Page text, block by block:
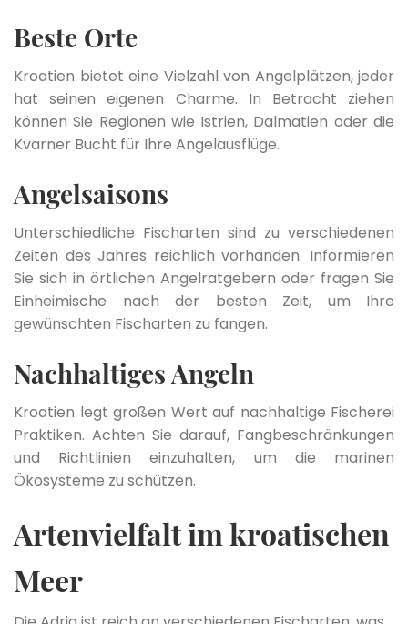
Beste Orte
Kroatien bietet eine Vielzahl von Angelplätzen, jeder
hat seinen eigenen Charme. In Betracht ziehen
können Sie Regionen wie Istrien, Dalmatien oder die
Kvarner Bucht für Ihre Angelausflüge.
Angelsaisons
Unterschiedliche Fischarten sind zu verschiedenen
Zeiten des Jahres reichlich vorhanden. Informieren
Sie sich in örtlichen Angelratgebern oder fragen Sie
Einheimische nach der besten Zeit, um Ihre
gewünschten Fischarten zu fangen.
Nachhaltiges Angeln
Kroatien legt großen Wert auf nachhaltige Fischerei
Praktiken. Achten Sie darauf, Fangbeschränkungen
und Richtlinien einzuhalten, um die marinen
Ökosysteme zu schützen.
Artenvielfalt im kroatischen
Meer